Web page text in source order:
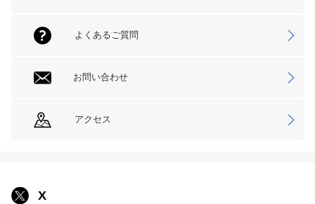
よくあるご質問
お問い合わせ
アクセス
X